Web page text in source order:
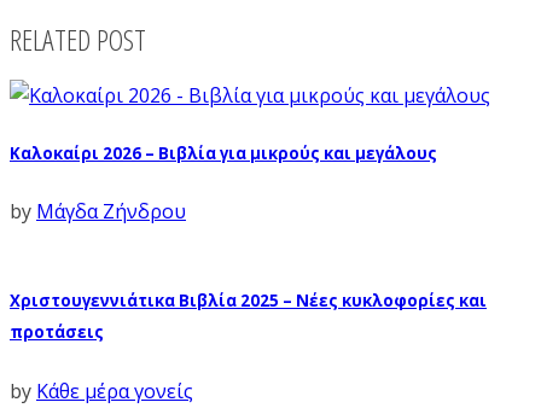
RELATED POST
Καλοκαίρι 2026 – Βιβλία για μικρούς και μεγάλους
by Μάγδα Ζήνδρου
Χριστουγεννιάτικα Βιβλία 2025 – Νέες κυκλοφορίες και
προτάσεις
by Κάθε μέρα γονείς